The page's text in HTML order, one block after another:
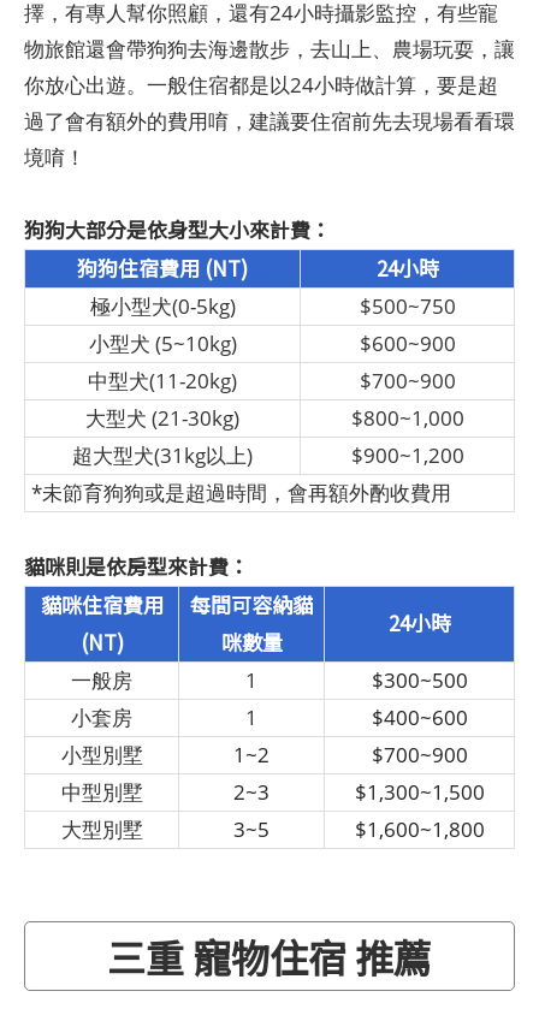
擇，有專人幫你照顧，還有24小時攝影監控，有些寵
物旅館還會帶狗狗去海邊散步，去山上、農場玩耍，讓
你放心出遊。一般住宿都是以24小時做計算，要是超
過了會有額外的費用唷，建議要住宿前先去現場看看環
境唷！
狗狗大部分是依身型大小來計費：
狗狗住宿費用 (NT)
24小時
極小型犬(0-5kg)
$500~750
小型犬 (5~10kg)
$600~900
中型犬(11-20kg)
$700~900
大型犬 (21-30kg)
$800~1,000
超大型犬(31kg以上)
$900~1,200
*未節育狗狗或是超過時間，會再額外酌收費用
貓咪則是依房型來計費：
貓咪住宿費用
(NT)
每間可容納貓
咪數量
24小時
一般房 1
$300~500
小套房
1
$400~600
小型別墅
1~2
$700~900
中型別墅
2~3
$1,300~1,500
大型別墅
3~5 $1,600~1,800
三重 寵物住宿 推薦